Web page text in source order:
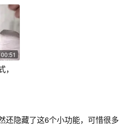
00:51
还隐藏了这6个小功能，可惜很多